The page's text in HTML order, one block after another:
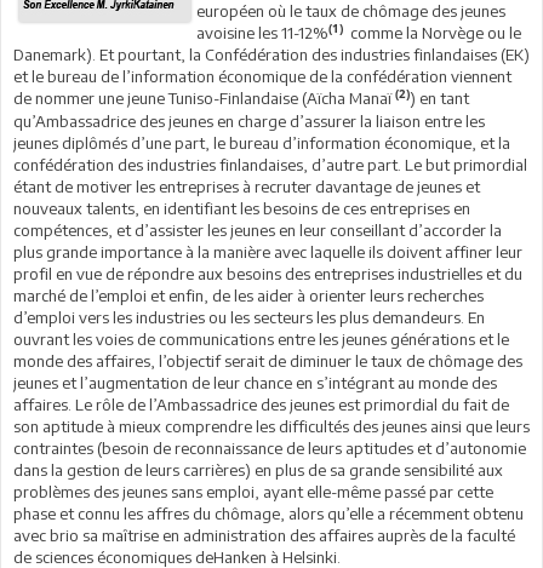
européen où le taux de chômage des jeunes
avoisine les 11-12%(1)
comme la Norvège ou le
Danemark). Et pourtant, la Confédération des industries finlandaises (EK)
et le bureau de l’information économique de la confédération viennent
de nommer une jeune Tuniso-Finlandaise (Aïcha Manaï(2)) en tant
qu’Ambassadrice des jeunes en charge d’assurer la liaison entre les
jeunes diplômés d’une part, le bureau d’information économique, et la
confédération des industries finlandaises, d’autre part. Le but primordial
étant de motiver les entreprises à recruter davantage de jeunes et
nouveaux talents, en identifiant les besoins de ces entreprises en
compétences, et d’assister les jeunes en leur conseillant d’accorder la
plus grande importance à la manière avec laquelle ils doivent affiner leur
profil en vue de répondre aux besoins des entreprises industrielles et du
marché de l’emploi et enfin, de les aider à orienter leurs recherches
d’emploi vers les industries ou les secteurs les plus demandeurs. En
ouvrant les voies de communications entre les jeunes générations et le
monde des affaires, l’objectif serait de diminuer le taux de chômage des
jeunes et l’augmentation de leur chance en s’intégrant au monde des
affaires. Le rôle de l’Ambassadrice des jeunes est primordial du fait de
son aptitude à mieux comprendre les difficultés des jeunes ainsi que leurs
contraintes (besoin de reconnaissance de leurs aptitudes et d’autonomie
dans la gestion de leurs carrières) en plus de sa grande sensibilité aux
problèmes des jeunes sans emploi, ayant elle-même passé par cette
phase et connu les affres du chômage, alors qu’elle a récemment obtenu
avec brio sa maîtrise en administration des affaires auprès de la faculté
de sciences économiques deHanken à Helsinki.